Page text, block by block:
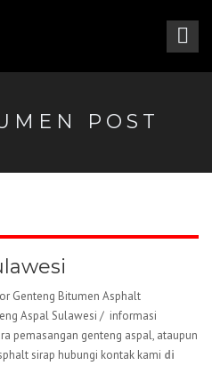
POST
Genteng Bitumen Asphalt
Aspal Sulawesi / informasi
pemasangan genteng aspal, ataupun
sirap hubungi kontak kami di